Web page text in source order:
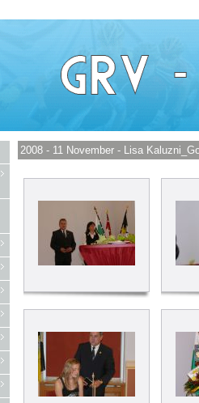
2008 - 11 November - Lisa